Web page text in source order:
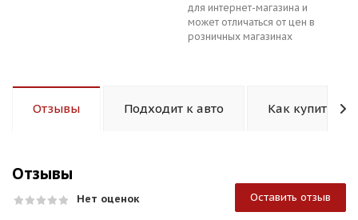
для интернет-магазина и
может отличаться от цен в
розничных магазинах
Отзывы Подходит к авто Как купить
Отзывы
Нет оценок Оставить отзыв